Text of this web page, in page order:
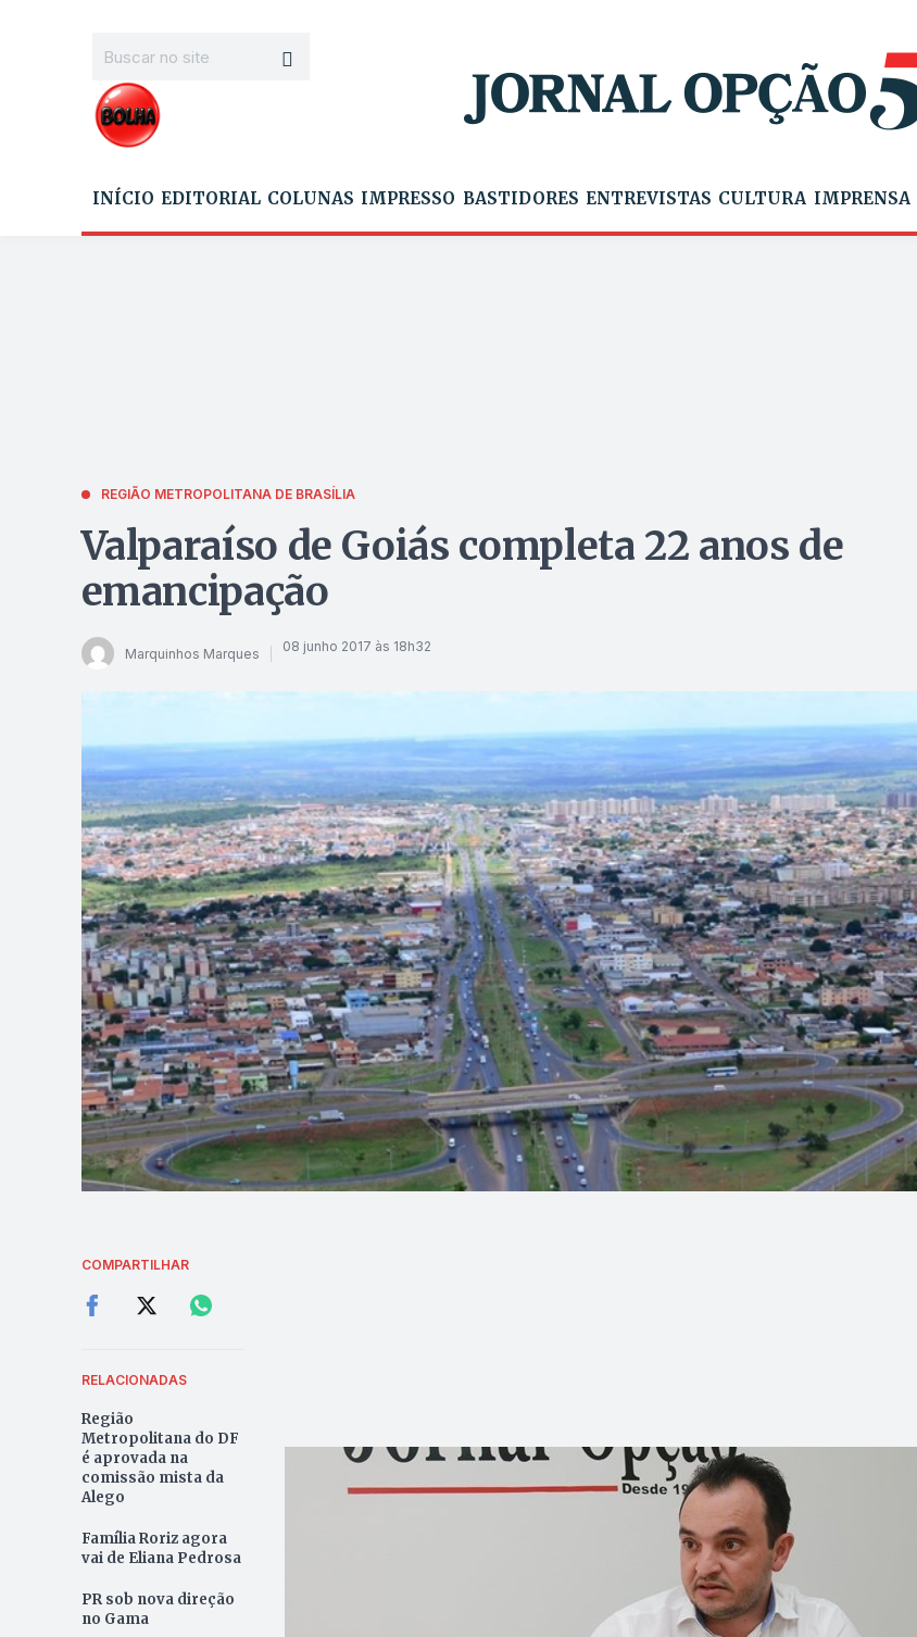
INÍCIO EDITORIAL COLUNAS IMPRESSO BASTIDORES ENTREVISTAS CULTURA IMPRENSA
REGIÃO METROPOLITANA DE BRASÍLIA
Valparaíso de Goiás completa 22 anos de
emancipação
Marquinhos Marques 08 junho 2017 às 18h32
COMPARTILHAR
RELACIONADAS
Região
Metropolitana do DF
é aprovada na
comissão mista da
Alego
Família Roriz agora
vai de Eliana Pedrosa
PR sob nova direção
no Gama